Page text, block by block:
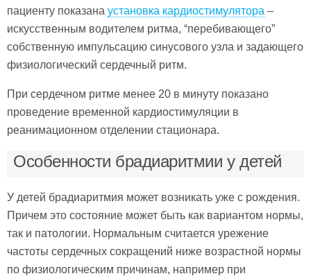
пациенту показана установка кардиостимулятора –
искусственным водителем ритма, “перебивающего”
собственную импульсацию синусового узла и задающего
физиологический сердечный ритм.
При сердечном ритме менее 20 в минуту показано
проведение временной кардиостимуляции в
реанимационном отделении стационара.
Особенности брадиаритмии у детей
У детей брадиаритмия может возникать уже с рождения.
Причем это состояние может быть как вариантом нормы,
так и патологии. Нормальным считается урежение
частоты сердечных сокращений ниже возрастной нормы
по физиологическим причинам, например при